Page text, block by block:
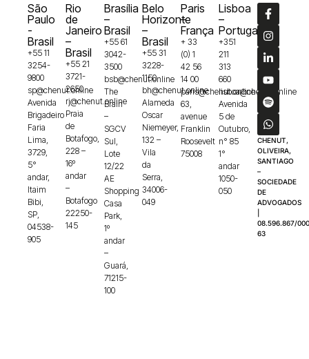
São
Paulo
-
Brasil
+55 11
3254-
9800
sp@chenut.online
Avenida
Brigadeiro
Faria
Lima,
3729,
5°
andar,
Itaim
Bibi,
SP,
04538-
905
Rio
de
Janeiro
–
Brasil
+55 21
3721-
2650
rj@chenut.online
Praia
de
Botafogo,
228 –
16º
andar
–
Botafogo
22250-
145
Brasília
–
Brasil
+55 61
3042-
3500
bsb@chenut.online
The
Brain
–
SGCV
Sul,
Lote
12/22
AE
Shopping
Casa
Park,
1º
andar
–
Guará,
71215-
100
Belo
Horizonte
–
Brasil
+55 31
3228-
1150
bh@chenut.online
Alameda
Oscar
Niemeyer,
132 –
Vila
da
Serra,
34006-
049
Paris
–
França
+ 33
(0) 1
42 56
14 00
paris@chenut.online
63,
avenue
Franklin
Roosevelt
75008
Lisboa
–
Portugal
+351
211
313
660
lisboa@chenut.online
Avenida
5 de
Outubro,
n° 85
1°
andar
1050-
050
CHENUT,
OLIVEIRA,
SANTIAGO
–
SOCIEDADE
DE
ADVOGADOS
08.596.867/
63